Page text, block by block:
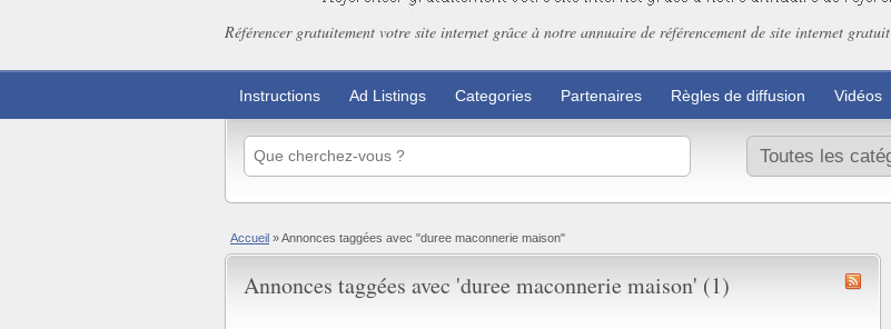
Référencer gratuitement votre site internet grâce à notre annuaire de référencement de site internet gratuit
Instructions Ad Listings Categories Partenaires Règles de diffusion Vidéos
Accueil »Annonces taggées avec "duree maconnerie maison"
Annonces taggées avec 'duree maconnerie maison' (1)